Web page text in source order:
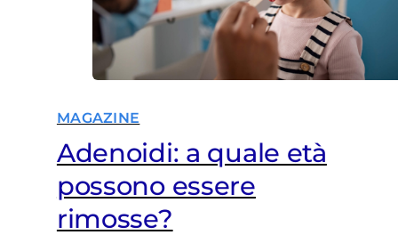
MAGAZINE
Adenoidi: a quale età
possono essere
rimosse?